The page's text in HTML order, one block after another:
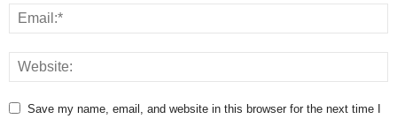
Save my name, email, and website in this browser for the next time I